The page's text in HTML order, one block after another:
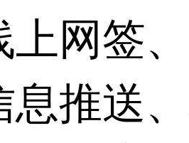
上网签
息推送